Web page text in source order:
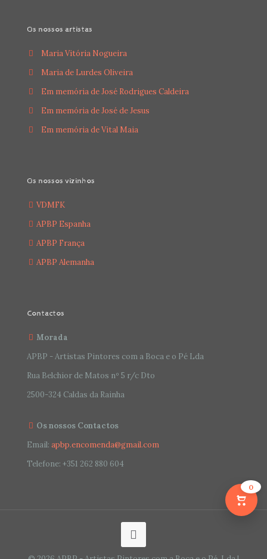
Os nossos artistas
Maria Vitória Nogueira
Maria de Lurdes Oliveira
Em memória de José Rodrigues Caldeira
Em memória de José de Jesus
Em memória de Vital Maia
Os nossos vizinhos
VDMFK
APBP Espanha
APBP França
APBP Alemanha
Contactos
Morada
APBP - Artistas Pintores com a Boca e o Pé Lda
Rua Belchior de Matos nº 5 r/c Dto
2500-324 Caldas da Rainha
Os nossos Contactos
Email: apbp.encomenda@gmail.com
Telefone: +351 262 880 604
0